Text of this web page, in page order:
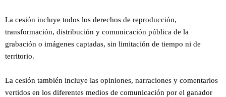
La cesión incluye todos los derechos de reproducción,
transformación, distribución y comunicación pública de la
grabación o imágenes captadas, sin limitación de tiempo ni de
territorio.
La cesión también incluye las opiniones, narraciones y comentarios
vertidos en los diferentes medios de comunicación por el ganador